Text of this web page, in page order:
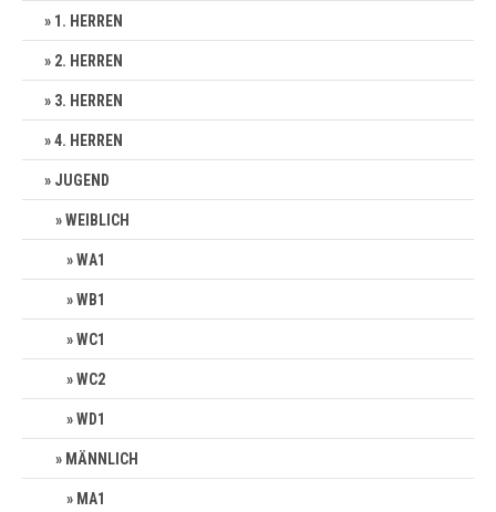
1. HERREN
2. HERREN
3. HERREN
4. HERREN
JUGEND
WEIBLICH
WA1
WB1
WC1
WC2
WD1
MÄNNLICH
MA1